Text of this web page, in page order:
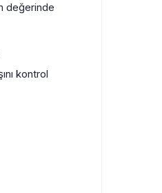
değerinde
kontrol